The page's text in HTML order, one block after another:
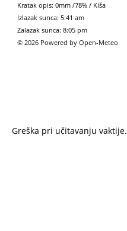
Kratak opis: 0mm /78% / Kiša
Izlazak sunca: 5:41 am
Zalazak sunca: 8:05 pm
© 2026 Powered by Open-Meteo
Greška pri učitavanju vaktije.